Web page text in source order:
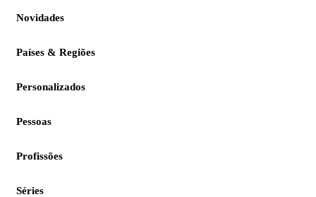
Novidades
Países & Regiões
Personalizados
Pessoas
Profissões
Séries